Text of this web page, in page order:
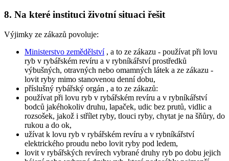
8. Na které instituci životní situaci řešit
Výjimky ze zákazů povoluje:
Ministerstvo zemědělství, a to ze zákazu - používat při lovu
ryb v rybářském revíru a v rybníkářství prostředků
výbušných, otravných nebo omamných látek a ze zákazu -
lovit ryby mimo stanovenou denní dobu,
příslušný rybářský orgán , a to ze zákazů:
používat při lovu ryb v rybářském revíru a v rybníkářství
bodců jakéhokoliv druhu, lapaček, udic bez prutů, vidlic a
rozsošek, jakož i střílet ryby, tlouci ryby, chytat je na šňůry, do
rukou a do ok,
užívat k lovu ryb v rybářském revíru a v rybníkářství
elektrického proudu nebo lovit ryby pod ledem,
lovit v rybářských revírech vybrané druhy ryb po dobu jejich